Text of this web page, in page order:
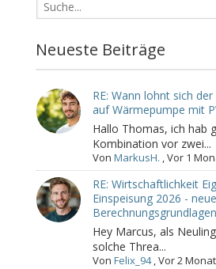
Neueste Beiträge
RE: Wann lohnt sich
auf Wärmepumpe mit
Hallo Thomas, ich hab
Kombination vor zwei...
VonMarkusH. ,Vor 1
RE: Wirtschaftlichkeit
Einspeisung 2026 - neue
Hey Marcus, als
solche Threa...
VonFelix_94,Vor 2